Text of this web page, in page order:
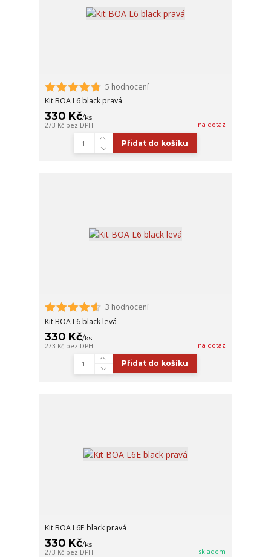
5 hodnocení
Kit BOA L6 black pravá
330 Kč/ks
273 Kč bez DPH na dotaz
Přidat do košíku
3 hodnocení
Kit BOA L6 black levá
330 Kč/ks
273 Kč bez DPH na dotaz
Přidat do košíku
Kit BOA L6E black pravá
330 Kč/ks
273 Kč bez DPH skladem